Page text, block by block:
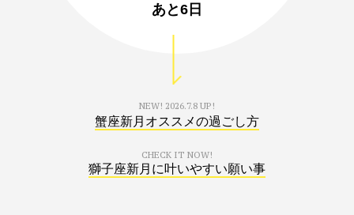
あと6日
NEW! 2026.7.8 UP!
蟹座新月オススメの過ごし方
CHECK IT NOW!
獅子座新月に叶いやすい願い事